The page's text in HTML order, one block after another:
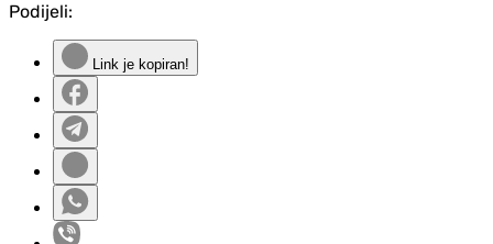
Podijeli:
Link je kopiran!